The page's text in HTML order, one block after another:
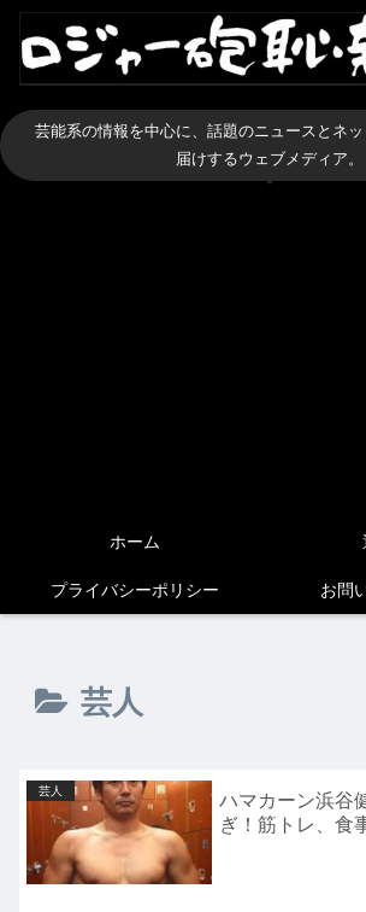
芸能系の情報を中心に、話題のニュースとネ
届けするウェブメディア。
ホーム
プライバシーポリシー お問
芸人
芸人
ハマカーン浜谷
ぎ！筋トレ、食